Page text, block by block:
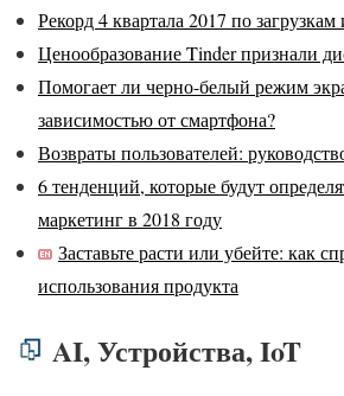
Рекорд 4 квартала 2017 по
Ценообразование Tinder признали
Помогает ли черно-белый режим
зависимостью от смартфона?
Возвраты пользователей:
6 тенденций, которые будут
маркетинг в 2018 году
Заставьте расти или убейте: как
использования продукта
AI, Устройства, IoT